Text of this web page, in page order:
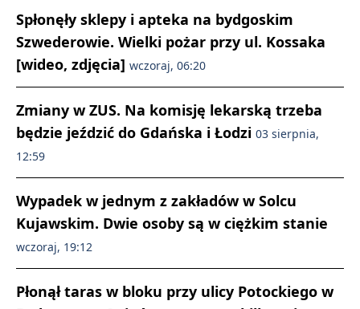
Spłonęły sklepy i apteka na bydgoskim
Szwederowie. Wielki pożar przy ul. Kossaka
[wideo, zdjęcia] wczoraj, 06:20
Zmiany w ZUS. Na komisję lekarską trzeba
będzie jeździć do Gdańska i Łodzi 03 sierpnia,
12:59
Wypadek w jednym z zakładów w Solcu
Kujawskim. Dwie osoby są w ciężkim stanie
wczoraj, 19:12
Płonął taras w bloku przy ulicy Potockiego w